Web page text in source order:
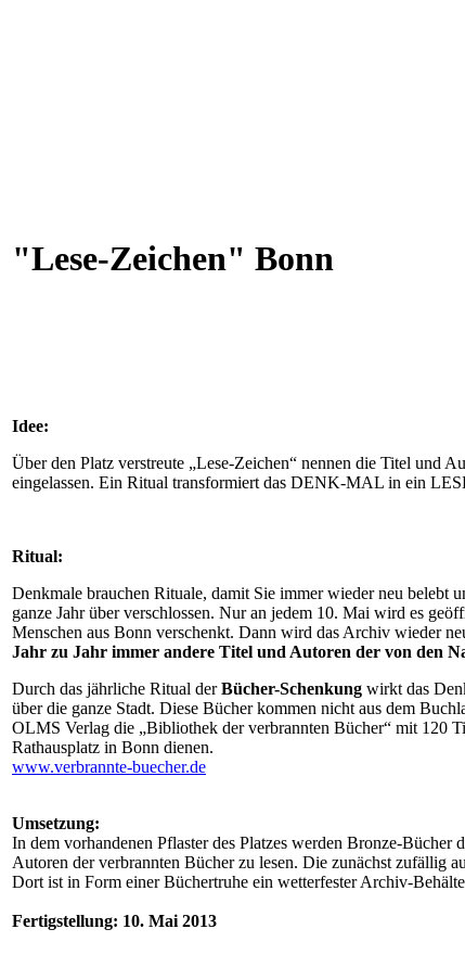
"Lese-Zeichen" Bonn
Idee:
Über den Platz verstreute „Lese-Zeichen“ nennen die Titel und
eingelassen. Ein Ritual transformiert das DENK-MAL in ein
Ritual:
Denkmale brauchen Rituale, damit Sie immer wieder neu belebt
ganze Jahr über verschlossen. Nur an jedem 10. Mai wird es
Menschen aus Bonn verschenkt. Dann wird das Archiv wieder
Jahr zu Jahr immer andere Titel und Autoren der von den
Durch das jährliche Ritual derBücher-Schenkung wirkt das
über die ganze Stadt. Diese Bücher kommen nicht aus dem
OLMS Verlag die „Bibliothek der verbrannten Bücher“ mit 120
Rathausplatz in Bonn dienen.
www.verbrannte-buecher.de
Umsetzung:
In dem vorhandenen Pflaster des Platzes werden Bronze-
Autoren der verbrannten Bücher zu lesen. Die zunächst zufällig
Dort ist in Form einer Büchertruhe ein wetterfester Archiv-
Fertigstellung: 10. Mai 2013